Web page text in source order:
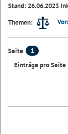
Stand: 26.06.2023
Themen:
Seite
1
Einträge pro Seite